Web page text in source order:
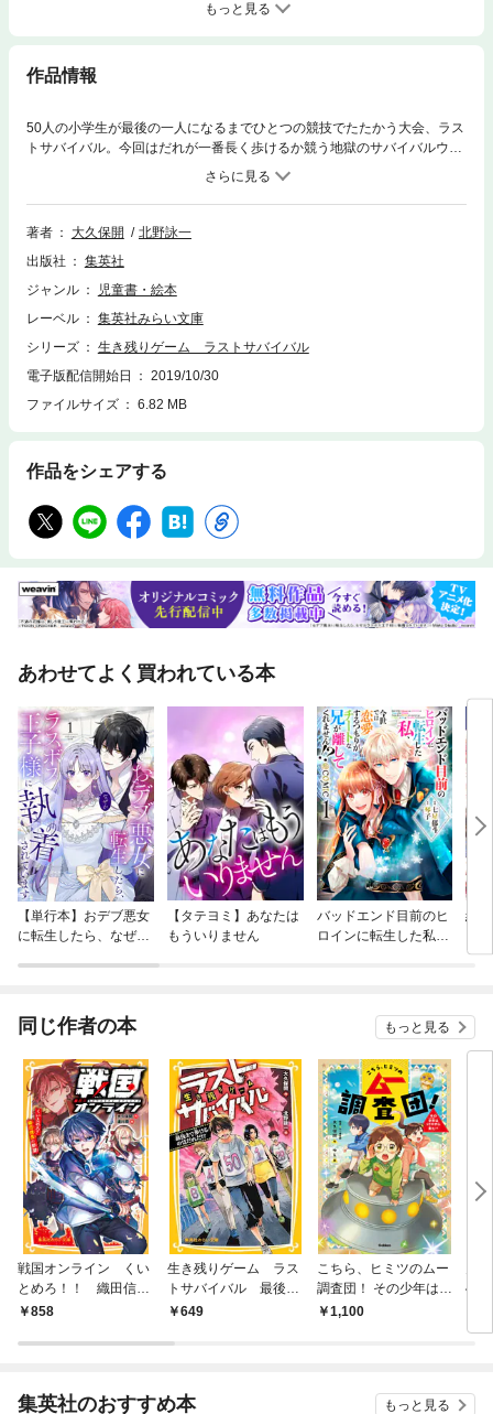
もっと見る
作品情報
50人の小学生が最後の一人になるまでひとつの競技でたたかう大会、ラス
トサバイバル。今回はだれが一番長く歩けるか競う地獄のサバイバルウォ
ーク。「最後まで残った優勝者はなんでも願いごとがかなう」という。小
６の桜井リクは事故にあった妹のために大会で優勝をめざすが、リクは妹
を助けられるか…!? おどろきのラストを見逃すな!!
著者
大久保開
北野詠一
出版社
集英社
ジャンル
児童書・絵本
レーベル
集英社みらい文庫
シリーズ
生き残りゲーム ラストサバイバル
電子版配信開始日
2019/10/30
ファイルサイズ
6.82 MB
作品をシェアする
あわせてよく買われている本
【単行本】おデブ悪女
に転生したら、なぜか
【タテヨミ】あなたは
もういりません
バッドエンド目前のヒ
ロインに転生した私、
結
同じ作者の本 もっと見る
戦国オンライン くい
とめろ！！ 織田信長
の野望
858
生き残りゲーム ラス
トサバイバル 最後ま
で歩けるのはだれ
649
こちら、ヒミツのムー
調査団！ その少年はU
FOから来た！？
1,100
4年
集英社のおすすめ本 もっと見る